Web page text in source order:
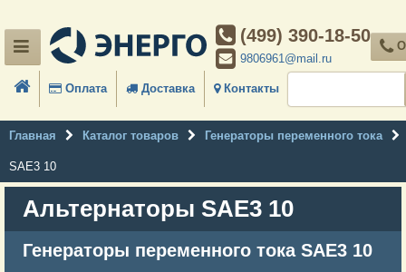
(499) 390-18-50
9806961@mail.ru
Оплата Доставка Контакты
Главная Каталог товаров Генераторы переменного тока
SAE3 10
Альтернаторы SAE3 10
Генераторы переменного тока SAE3 10